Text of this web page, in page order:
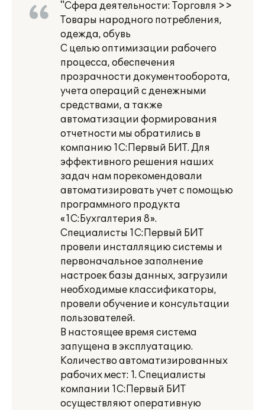
"Сфера деятельности: Торговля >>
Товары народного потребления,
одежда, обувь
С целью оптимизации рабочего
процесса, обеспечения
прозрачности документооборота,
учета операций с денежными
средствами, а также
автоматизации формирования
отчетности мы обратились в
компанию 1С:Первый БИТ. Для
эффективного решения наших
задач нам порекомендовали
автоматизировать учет с помощью
программного продукта
«1С:Бухгалтерия 8».
Специалисты 1С:Первый БИТ
провели инсталляцию системы и
первоначальное заполнение
настроек базы данных, загрузили
необходимые классификаторы,
провели обучение и консультации
пользователей.
В настоящее время система
запущена в эксплуатацию.
Количество автоматизированных
рабочих мест: 1. Специалисты
компании 1С:Первый БИТ
осуществляют оперативную